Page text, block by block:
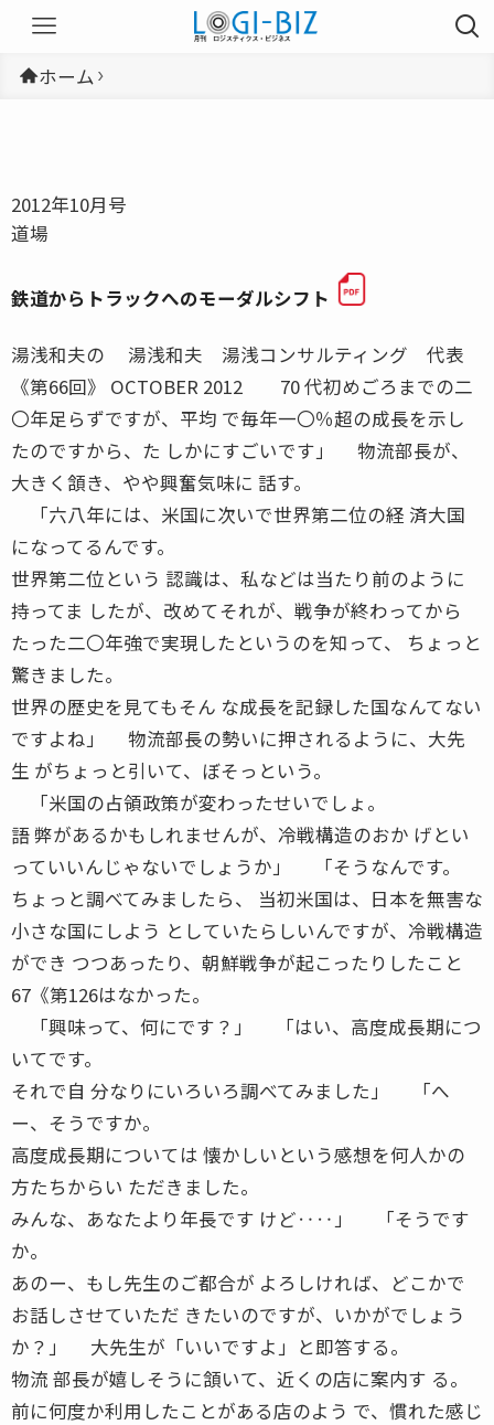
ホーム
2012年10月号
道場
鉄道からトラックへのモーダルシフト
湯浅和夫の 湯浅和夫 湯浅コンサルティング 代表
《第66回》 OCTOBER 2012 70 代初めごろまでの二
〇年足らずですが、平均 で毎年一〇％超の成長を示し
たのですから、た しかにすごいです」 物流部長が、
大きく頷き、やや興奮気味に 話す。
「六八年には、米国に次いで世界第二位の経 済大国
になってるんです。
世界第二位という 認識は、私などは当たり前のように
持ってま したが、改めてそれが、戦争が終わってから
たった二〇年強で実現したというのを知って、 ちょっと
驚きました。
世界の歴史を見てもそん な成長を記録した国なんてない
ですよね」 物流部長の勢いに押されるように、大先
生 がちょっと引いて、ぼそっという。
「米国の占領政策が変わったせいでしょ。
語 弊があるかもしれませんが、冷戦構造のおか げとい
っていいんじゃないでしょうか」 「そうなんです。
ちょっと調べてみましたら、 当初米国は、日本を無害な
小さな国にしよう としていたらしいんですが、冷戦構造
ができ つつあったり、朝鮮戦争が起こったりしたこと
67《第126はなかった。
「興味って、何にです？」 「はい、高度成長期につ
いてです。
それで自 分なりにいろいろ調べてみました」 「へ
ー、そうですか。
高度成長期については 懐かしいという感想を何人かの
方たちからい ただきました。
みんな、あなたより年長です けど‥‥」 「そうです
か。
あのー、もし先生のご都合が よろしければ、どこかで
お話しさせていただ きたいのですが、いかがでしょう
か？」 大先生が「いいですよ」と即答する。
物流 部長が嬉しそうに頷いて、近くの店に案内す る。
前に何度か利用したことがある店のよう で、慣れた感じ